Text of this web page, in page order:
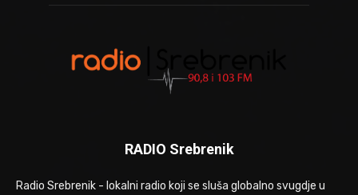
RADIO Srebrenik
Radio Srebrenik - lokalni radio koji se sluša globalno svugdje u